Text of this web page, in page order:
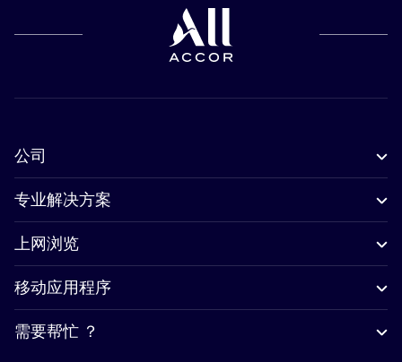
公司
专业解决方案
上网浏览
移动应用程序
需要帮忙 ？